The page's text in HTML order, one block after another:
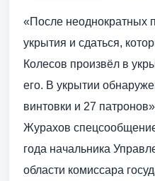
«После неоднократных
укрытия и сдаться,
Колесов произвёл в
его. В укрытии
винтовки и 27
Журахов
года начальника
области комиссара